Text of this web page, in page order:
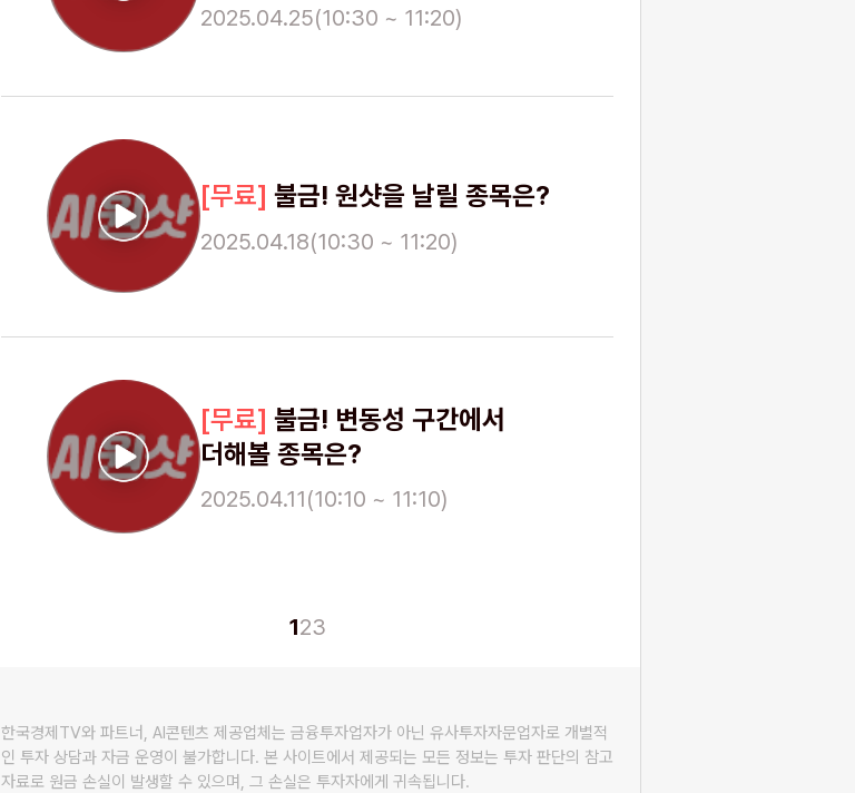
2025.04.25(10:30 ~ 11:20)
불금! 원샷을 날릴 종목은?
2025.04.18(10:30 ~ 11:20)
불금! 변동성 구간에서
더해볼 종목은?
2025.04.11(10:10 ~ 11:10)
123
한국경제TV와 파트너, AI콘텐츠 제공업체는 금융투자업자가 아닌 유사투자자문업자로 개별적
인 투자 상담과 자금 운영이 불가합니다. 본 사이트에서 제공되는 모든 정보는 투자 판단의 참고
자료로 원금 손실이 발생할 수 있으며, 그 손실은 투자자에게 귀속됩니다.